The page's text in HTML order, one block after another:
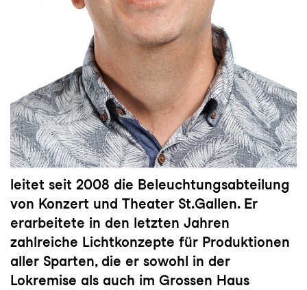
leitet seit 2008 die Beleuchtungsabteilung
von Konzert und Theater St.Gallen. Er
erarbeitete in den letzten Jahren
zahlreiche Lichtkonzepte für Produktionen
aller Sparten, die er sowohl in der
Lokremise als auch im Grossen Haus